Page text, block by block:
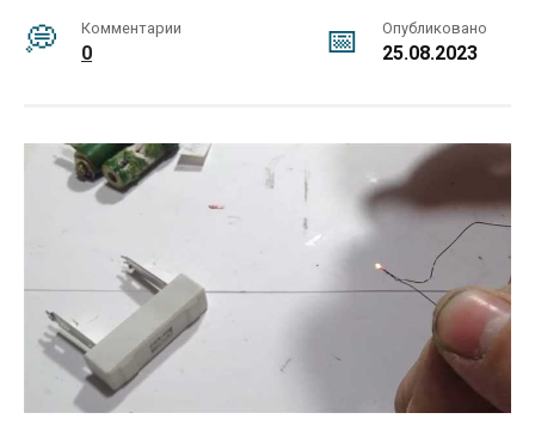
Комментарии
0
Опубликовано
25.08.2023